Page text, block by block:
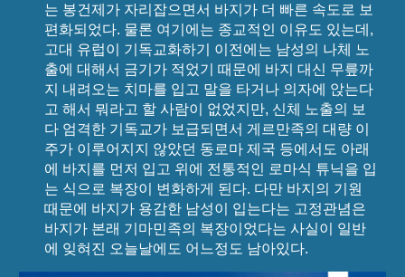
는 봉건제가 자리잡으면서 바지가 더 빠른 속도로 보
편화되었다. 물론 여기에는 종교적인 이유도 있는데,
고대 유럽이 기독교화하기 이전에는 남성의 나체 노
출에 대해서 금기가 적었기 때문에 바지 대신 무릎까
지 내려오는 치마를 입고 말을 타거나 의자에 앉는다
고 해서 뭐라고 할 사람이 없었지만, 신체 노출의 보
다 엄격한 기독교가 보급되면서 게르만족의 대량 이
주가 이루어지지 않았던 동로마 제국 등에서도 아래
에 바지를 먼저 입고 위에 전통적인 로마식 튜닉을 입
는 식으로 복장이 변화하게 된다. 다만 바지의 기원
때문에 바지가 용감한 남성이 입는다는 고정관념은
바지가 본래 기마민족의 복장이었다는 사실이 일반
에 잊혀진 오늘날에도 어느정도 남아있다.